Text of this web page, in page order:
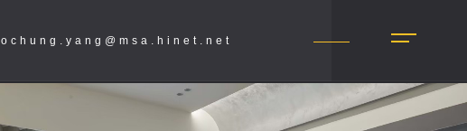
lochung.yang@msa.hinet.net